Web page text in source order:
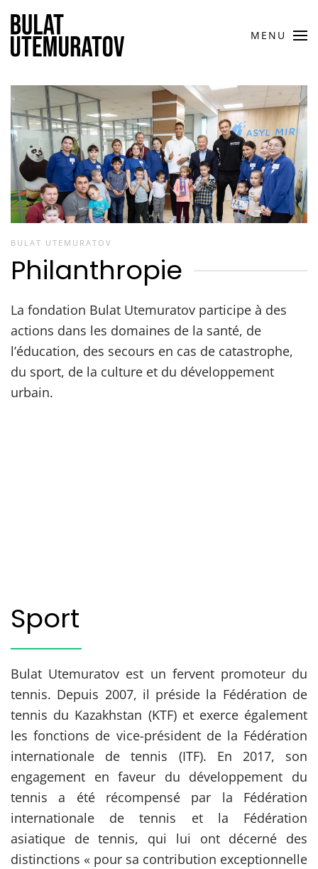
MENU
BULAT UTEMURATOV
Philanthropie
La fondation Bulat Utemuratov participe à des
actions dans les domaines de la santé, de
l’éducation, des secours en cas de catastrophe,
du sport, de la culture et du développement
urbain.
Sport
Bulat Utemuratov est un fervent promoteur du
tennis. Depuis 2007, il préside la Fédération de
tennis du Kazakhstan (KTF) et exerce également
les fonctions de vice-président de la Fédération
internationale de tennis (ITF). En 2017, son
engagement en faveur du développement du
tennis a été récompensé par la Fédération
internationale de tennis et la Fédération
asiatique de tennis, qui lui ont décerné des
distinctions « pour sa contribution exceptionnelle